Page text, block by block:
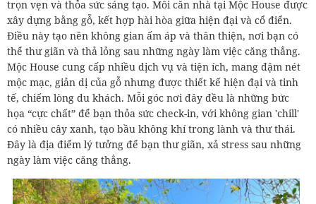
trọn vẹn và thỏa sức sáng tạo. Mỗi căn nhà tại Mộc House được
xây dựng bằng gỗ, kết hợp hài hòa giữa hiện đại và cổ điển.
Điều này tạo nên không gian ấm áp và thân thiện, nơi bạn có
thể thư giãn và thả lỏng sau những ngày làm việc căng thẳng.
Mộc House cung cấp nhiều dịch vụ và tiện ích, mang đậm nét
mộc mạc, giản dị của gỗ nhưng được thiết kế hiện đại và tinh
tế, chiếm lòng du khách. Mỗi góc nơi đây đều là những bức
họa “cực chất” để bạn thỏa sức check-in, với không gian 'chill'
có nhiều cây xanh, tạo bầu không khí trong lành và thư thái.
Đây là địa điểm lý tưởng để bạn thư giãn, xả stress sau những
ngày làm việc căng thẳng.